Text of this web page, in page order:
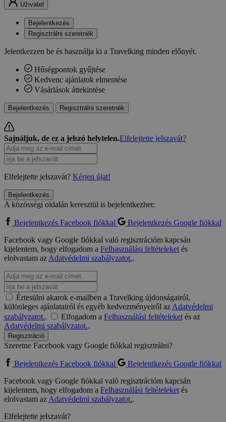
Uživatel
Bejelentkezés
Regisztrálni szeretnék
Jelentkezzen be és használja ki a Travelking minden előnyét.
Hűségpontok gyűjtése
Kedvenc ajánlatok elmentése
Vásárlások áttekintése
Bejelentkezés Regisztrálni szeretnék
Sajnáljuk, de ez a jelszó helytelen.Elfelejtette jelszavát?
Elfelejtette jelszavát? Kérjen újat!
Bejelentkezés
A közösségi oldalán keresztül is bejelentkezhet:
Bejelentkezés Facebook fiókkal
Bejelentkezés Google fiókkal
Facebook vagy Google fiókkal való regisztrációm kapcsán
kijelentem, hogy elfogadom a Felhasználási feltételeketés
elolvastam azAdatvédelmi szabályzatot..
Értesülni akarok e-mailben a Travelking újdonságairól,
különleges ajánlatairól és egyéb kedvezményeiről azAdatvédelmi
szabályzatot.. Elfogadom a Felhasználási feltételeketés az
Adatvédelmi szabályzatot..
Regisztráció
Szeretne Facebook vagy Google fiókkal regisztrálni?
Bejelentkezés Facebook fiókkal
Bejelentkezés Google fiókkal
Facebook vagy Google fiókkal való regisztrációm kapcsán
kijelentem, hogy elfogadom a Felhasználási feltételeketés
elolvastam azAdatvédelmi szabályzatot..
Elfelejtette jelszavát?